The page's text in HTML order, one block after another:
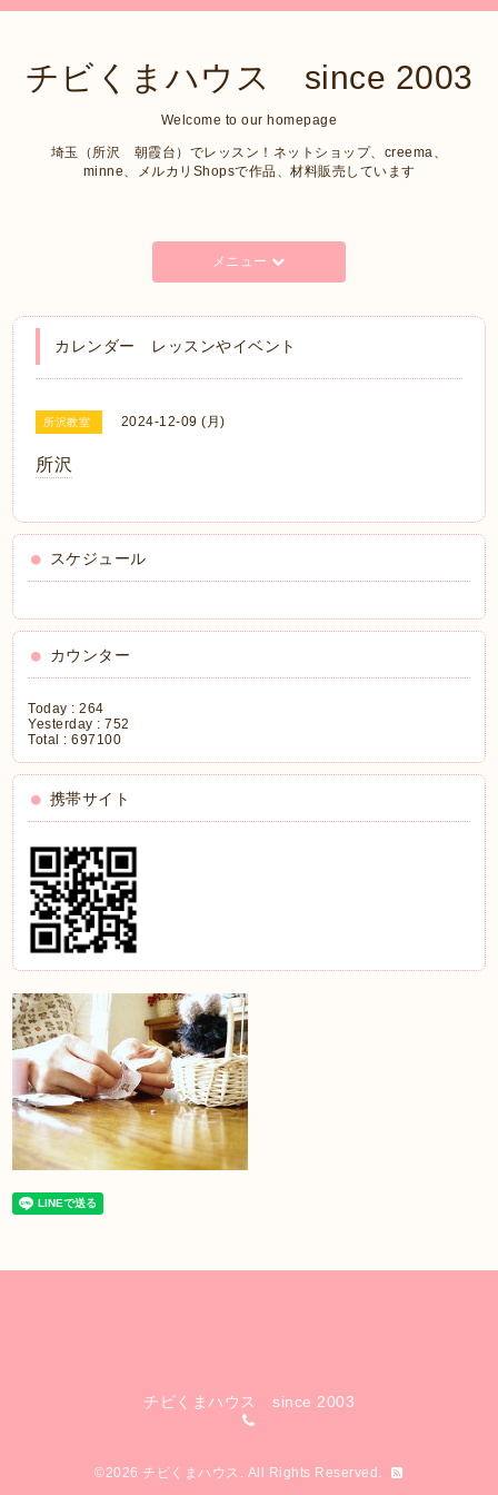
チビくまハウス since 2003
Welcome to our homepage
埼玉（所沢 朝霞台）でレッスン！ネットショップ、creema、
minne、メルカリShopsで作品、材料販売しています
メニュー
カレンダー レッスンやイベント
所沢教室 2024-12-09 (月)
所沢
スケジュール
カウンター
Today :264
Yesterday :752
Total :697100
携帯サイト
チビくまハウス since 2003
©2026チビくまハウス . All Rights Reserved.